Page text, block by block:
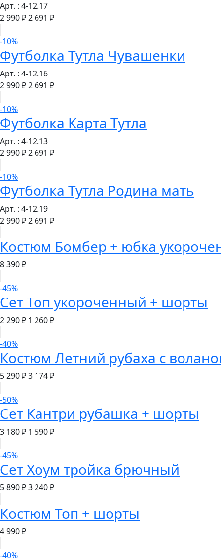
Арт. : 4-12.17
2 990 ₽2 691 ₽
-10%
Футболка Тутла Чувашенки
Арт. : 4-12.16
2 990 ₽2 691 ₽
-10%
Футболка Карта Тутла
Арт. : 4-12.13
2 990 ₽2 691 ₽
-10%
Футболка Тутла Родина мать
Арт. : 4-12.19
2 990 ₽2 691 ₽
Костюм Бомбер + юбка
8 390 ₽
-45%
Сет Топ укороченный + шорты
2 290 ₽ 1 260 ₽
-40%
Костюм Летний рубаха с
5 290 ₽3 174 ₽
-50%
Сет Кантри рубашка + шорты
3 180 ₽ 1 590 ₽
-45%
Сет Хоум тройка брючный
5 890 ₽3 240 ₽
Костюм Топ + шорты
4 990 ₽
-40%